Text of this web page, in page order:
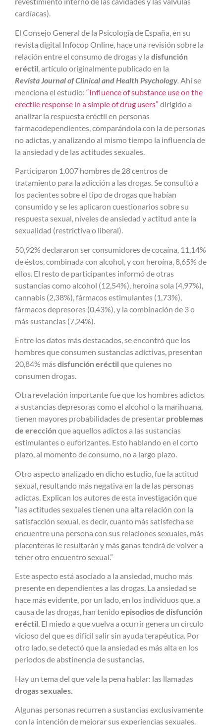
cardíacas).
El Consejo General de la Psicología de España, en su
revista digital Infocop Online, hace una revisión sobre la
relación entre el consumo de drogas y la disfunción
eréctil, artículo originalmente publicado en la
Revista Journal of Clinical and Health Psychology. Ahí se
menciona el estudio: “Influence of substance use on the
erectile response in a simple of drug users” dirigido a
analizar la respuesta eréctil en personas
farmacodependientes, comparándola con la de personas
no adictas, y analizando al mismo tiempo la influencia de
la ansiedad y de las actitudes sexuales.
Participaron 1.007 hombres de 28 centros de
tratamiento para la adicción a las drogas. Se consultó a
los pacientes sobre el tipo de drogas que habían
consumido y se les aplicaron cuestionarios sobre su
respuesta sexual, niveles de ansiedad y actitud ante la
sexualidad (restrictiva o liberal).
50,92% declararon ser consumidores de cocaína, 11,14%
de éstos, combinada con alcohol, y con heroína, 8,65% de
ellos. El resto de participantes informó de otras
sustancias como alcohol (12,54%), heroína sola (4,97%),
cannabis (2,38%), fármacos estimulantes (1,73%),
fármacos depresores (0,43%), y la combinación de 3 o
más sustancias (7,24%).
Entre los datos más destacados, se encontró que los
hombres que consumen sustancias adictivas, presentan
20,84% másdisfunción eréctil que quienes no
consumen drogas.
Otra revelación importante fue que los hombres adictos
a sustancias depresoras como el alcohol o la marihuana,
tienen mayores probabilidades de presentar problemas
de erecciónque aquellos adictos a las sustancias
estimulantes o euforizantes. Esto hablando en el corto
plazo, al momento de consumo, no a largo plazo.
Otro aspecto analizado en dicho estudio, fue la actitud
sexual, resultando más negativa en la de las personas
adictas. Explican los autores de esta investigación que
“las actitudes sexuales tienen una alta relación con la
satisfacción sexual, es decir, cuanto más satisfecha se
encuentre una persona con sus relaciones sexuales, más
placenteras le resultarán y más ganas tendrá de volver a
tener otro encuentro sexual.”
Este aspecto está asociado a la ansiedad, mucho más
presente en dependientes a las drogas. La ansiedad se
hace más evidente, por un lado, en los individuos que, a
causa de las drogas, han tenidoepisodios de disfunción
eréctil. El miedo a que vuelva a ocurrir genera un círculo
vicioso del que es difícil salir sin ayuda terapéutica. Por
otro lado, se detectó que la ansiedad es más alta en los
periodos de abstinencia de sustancias.
Hay un tema del que vale la pena hablar: las llamadas
drogas sexuales.
Algunas personas recurren a sustancias exclusivamente
con la intención de mejorar sus experiencias sexuales.